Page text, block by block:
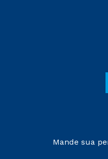
Mande sua